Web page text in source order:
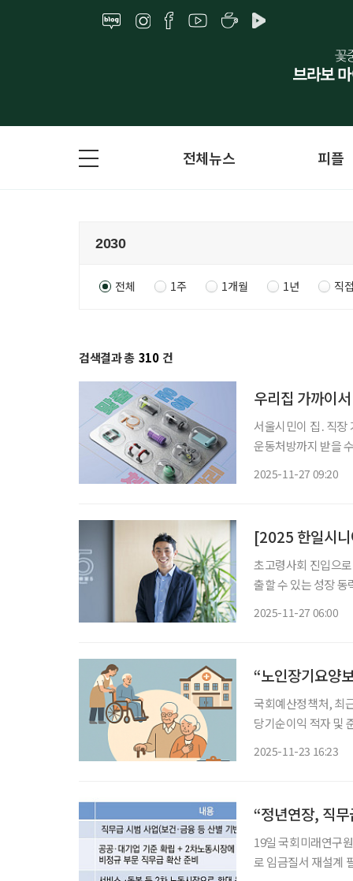
전체뉴스 피플
전체 1주 1개월 1년 직
검색결과 총 310 건
우리집 가까이
서울시민이 집․직장
운동처방까지 받을 수 있는 ‘
2025-11-27 09:20
[2025 한일시니
초고령사회 진입으
출할 수 있는 성장
2025-11-27 06:00
“노인장기요양
국회예산정책처, 최
당기순이익 적자 및
2025-11-23 16:23
“정년연장, 직
19일 국회미래연구
로 임금질서 재설계 필요” 법정 정년을 65세까지 연장하는 방안이 논의